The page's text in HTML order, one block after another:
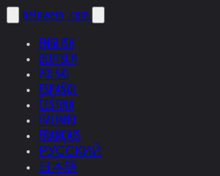
helnwein .com
ENGLISH
DEUTSCH
POLSKI
ESPAÑOL
ČEŠTINA
ITALIANO
FRANÇAIS
РУССКИЙ
日本語